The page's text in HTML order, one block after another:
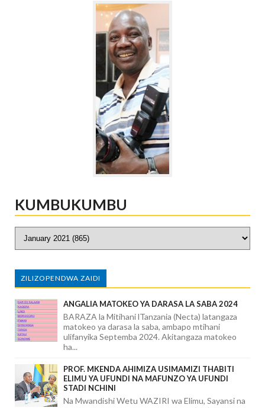
KUMBUKUMBU
ZILIZOPENDWA ZAIDI
ANGALIA MATOKEO YA DARASA LA SABA 2024
BARAZA la Mitihani lTanzania (Necta) latangaza
matokeo ya darasa la saba, ambapo mtihani
ulifanyika Septemba 2024. Akitangaza matokeo
ha...
PROF. MKENDA AHIMIZA USIMAMIZI THABITI
ELIMU YA UFUNDI NA MAFUNZO YA UFUNDI
STADI NCHINI
Na Mwandishi Wetu WAZIRI wa Elimu, Sayansi na